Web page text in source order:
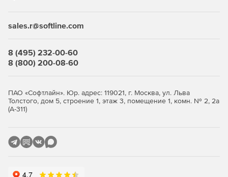
Управление исходящими звонками
вызовы по конкретным направлениям.
sales.r@softline.com
8 (495) 232-00-60
8 (800) 200-08-60
ПАО «Софтлайн». Юр. адрес: 119021, г. Москва, ул. Льва
Толстого, дом 5, строение 1, этаж 3, помещение 1, комн. № 2, 2а
(А-311)